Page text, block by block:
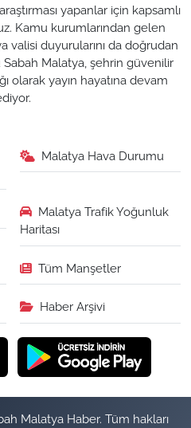
yapanlar için kapsamlı
Kamu kurumlarından gelen
valisi duyurularını da doğrudan
Sabah Malatya, şehrin güvenilir
olarak yayın hayatına devam
Malatya Hava Durumu
Malatya Trafik Yoğunluk
Haritası
Tüm Manşetler
Haber Arşivi
Malatya Haber. Tüm hakları